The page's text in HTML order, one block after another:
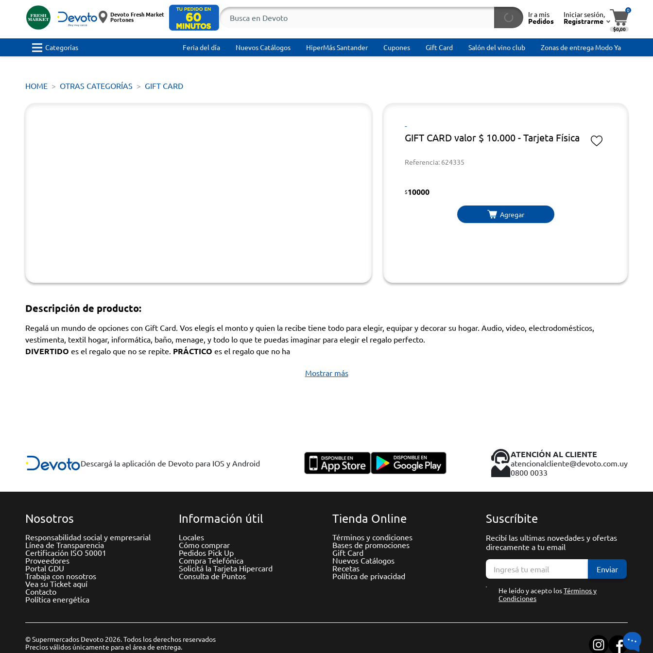
Devoto Fresh Market
Portones
Ir a mis
Pedidos
Iniciar sesión,
Registrarme
0
$0,00
Categorías Feria del día Nuevos Catálogos HiperMás Santander Cupones Gift Card Salón del vino club Zonas de entrega Modo Ya
HOME OTRAS CATEGORÍAS GIFT CARD
-
GIFT CARD valor $ 10.000 - Tarjeta Física
Referencia: 624335
$10000
Agregar
Descripción de producto:
Regalá un mundo de opciones con Gift Card. Vos elegís el monto y quien la recibe tiene todo para elegir, equipar y decorar su hogar. Audio, video, electrodomésticos,
vestimenta, textil hogar, informática, baño, menage, y todo lo que te puedas imaginar para elegir el regalo perfecto.
DIVERTIDO es el regalo que no se repite. PRÁCTICO es el regalo que no ha
Mostrar más
Descargá la aplicación de Devoto para IOS y Android
ATENCIÓN AL CLIENTE
atencionalcliente@devoto.com.uy
0800 0033
Nosotros
Responsabilidad social y empresarial
Línea de Transparencia
Certificación ISO 50001
Proveedores
Portal GDU
Trabaja con nosotros
Vea su Ticket aquí
Contacto
Política energética
Información útil
Locales
Cómo comprar
Pedidos Pick Up
Compra Telefónica
Solicitá la Tarjeta Hipercard
Consulta de Puntos
Tienda Online
Términos y condiciones
Bases de promociones
Gift Card
Nuevos Catálogos
Recetas
Política de privacidad
Suscríbite
Recibí las ultimas novedades y ofertas
direcamente a tu email
Enviar
He leído y acepto losTérminos y
Condiciones
© Supermercados Devoto 2026. Todos los derechos reservados
Precios válidos únicamente para el área de entrega.